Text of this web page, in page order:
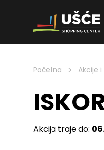
Skip to content
Početna > Akcije i
Akcija traje do: